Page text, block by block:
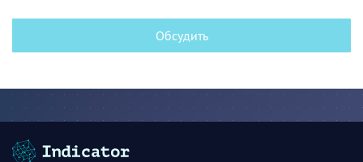
Обсудить